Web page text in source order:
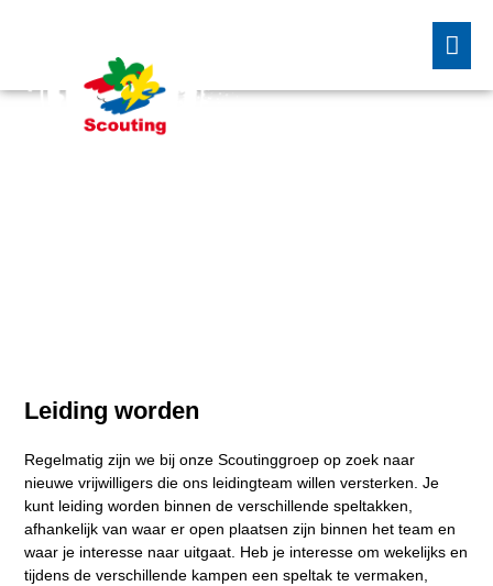
Leiding worden
Regelmatig zijn we bij onze Scoutinggroep op zoek naar
nieuwe vrijwilligers die ons leidingteam willen versterken. Je
kunt leiding worden binnen de verschillende speltakken,
afhankelijk van waar er open plaatsen zijn binnen het team en
waar je interesse naar uitgaat. Heb je interesse om wekelijks en
tijdens de verschillende kampen een speltak te vermaken,